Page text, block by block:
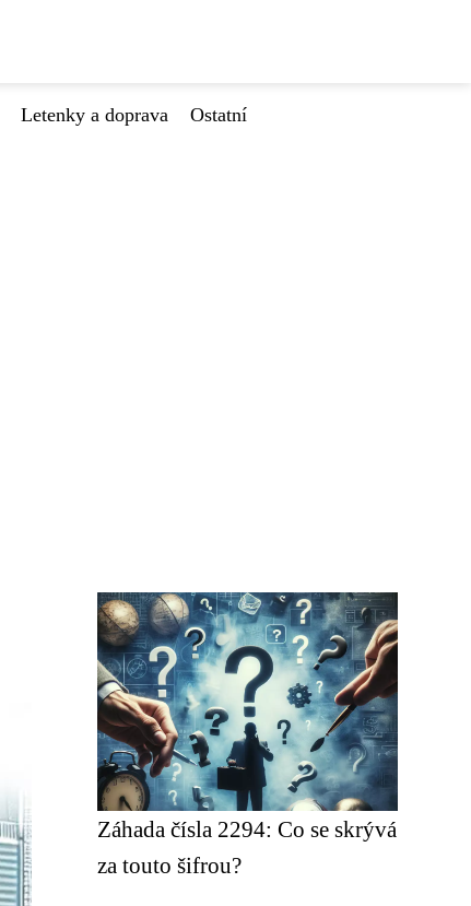
Letenky a doprava
Ostatní
Záhada čísla 2294: Co se skrývá
za touto šifrou?